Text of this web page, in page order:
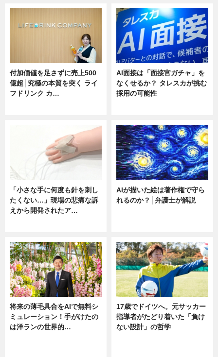
付加価値を足さずに売上500
億超│究極の本質を突く ライ
フドリンク カ…
AI面接は「面接官ガチャ」を
なくせるか？ タレスカが挑む
採用の可能性
「小さな手に何度も針を刺し
たくない…」現場の悲痛な訴
えから開発されたア…
AIが描いた絵は著作権で守ら
れるのか？│弁護士が解説
将来の薄毛具合をAIで無料シ
ミュレーション！手がけたの
は洋ランの世界的…
17歳でドイツへ。元サッカー
指導者がたどり着いた「負け
ない設計」の哲学